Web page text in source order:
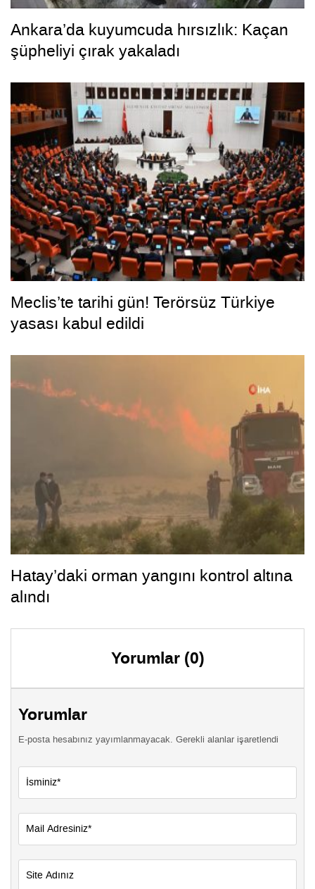
Ankara’da kuyumcuda hırsızlık: Kaçan
şüpheliyi çırak yakaladı
Meclis’te tarihi gün! Terörsüz Türkiye
yasası kabul edildi
Hatay’daki orman yangını kontrol altına
alındı
Yorumlar (0)
Yorumlar
E-posta hesabınız yayımlanmayacak. Gerekli alanlar işaretlendi